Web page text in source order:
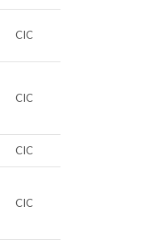
CIC
CIC
CIC
CIC